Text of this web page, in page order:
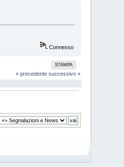
Connesso
STAMPA
« precedente successivo »